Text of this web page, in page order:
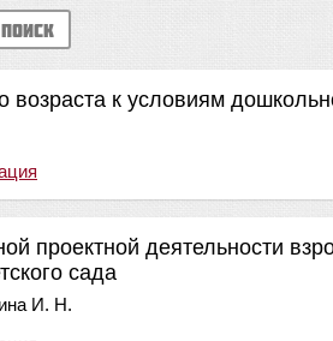
Поиск
возраста к условиям
проектной деятельности
сада
И. Н.